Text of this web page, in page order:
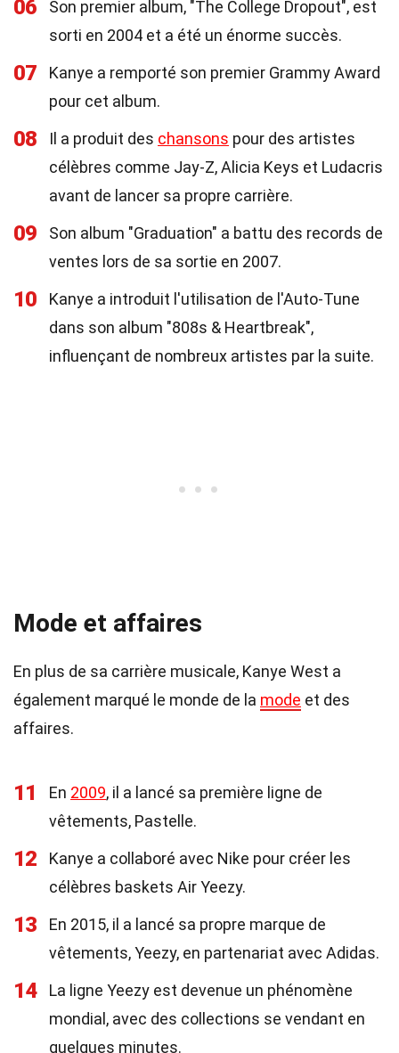
06
Son premier album, "The College Dropout", est
sorti en 2004 et a été un énorme succès.
07
Kanye a remporté son premier Grammy Award
pour cet album.
08 Il a produit des chansons pour des artistes
célèbres comme Jay-Z, Alicia Keys et Ludacris
avant de lancer sa propre carrière.
09
Son album "Graduation" a battu des records de
ventes lors de sa sortie en 2007.
10
Kanye a introduit l'utilisation de l'Auto-Tune
dans son album "808s & Heartbreak",
influençant de nombreux artistes par la suite.
Mode et affaires
En plus de sa carrière musicale, Kanye West a
également marqué le monde de la mode et des
affaires.
11 En 2009, il a lancé sa première ligne de
vêtements, Pastelle.
12
Kanye a collaboré avec Nike pour créer les
célèbres baskets Air Yeezy.
13
En 2015, il a lancé sa propre marque de
vêtements, Yeezy, en partenariat avec Adidas.
14
La ligne Yeezy est devenue un phénomène
mondial, avec des collections se vendant en
quelques minutes.